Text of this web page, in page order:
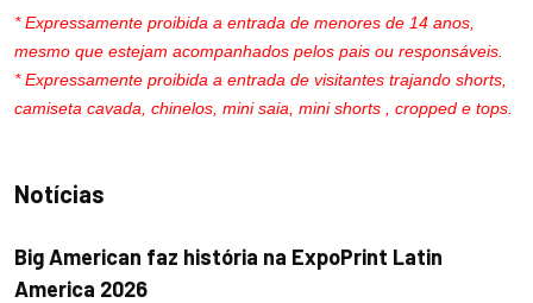
* Expressamente proibida a entrada de menores de 14 anos,
mesmo que estejam acompanhados pelos pais ou responsáveis.
* Expressamente proibida a entrada de visitantes trajando shorts,
camiseta cavada, chinelos, mini saia, mini shorts , cropped e tops.
Notícias
Big American faz história na ExpoPrint Latin
America 2026